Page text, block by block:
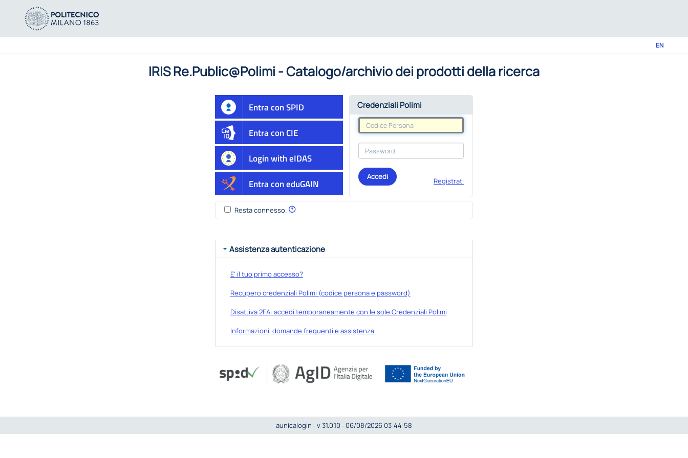
EN
IRIS Re.Public@Polimi - Catalogo/archivio dei prodotti della ricerca
Entra con SPID
Entra con CIE
Login with eIDAS
Entra con eduGAIN
Credenziali Polimi
Accedi
Registrati
Resta connesso.
Assistenza autenticazione
E' il tuo primo accesso?
Recupero credenziali Polimi (codice persona e password)
Disattiva 2FA: accedi temporaneamente con le sole Credenziali Polimi
Informazioni, domande frequenti e assistenza
aunicalogin ‐ v 31.0.10 ‐ 06/08/2026 03:44:58